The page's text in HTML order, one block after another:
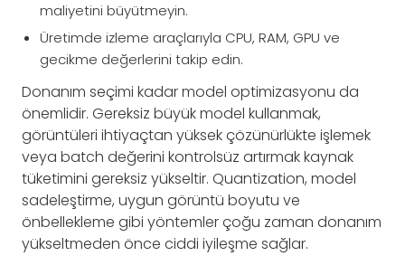
maliyetini büyütmeyin.
Üretimde izleme araçlarıyla CPU, RAM, GPU ve
gecikme değerlerini takip edin.
Donanım seçimi kadar model optimizasyonu da
önemlidir. Gereksiz büyük model kullanmak,
görüntüleri ihtiyaçtan yüksek çözünürlükte işlemek
veya batch değerini kontrolsüz artırmak kaynak
tüketimini gereksiz yükseltir. Quantization, model
sadeleştirme, uygun görüntü boyutu ve
önbellekleme gibi yöntemler çoğu zaman donanım
yükseltmeden önce ciddi iyileşme sağlar.